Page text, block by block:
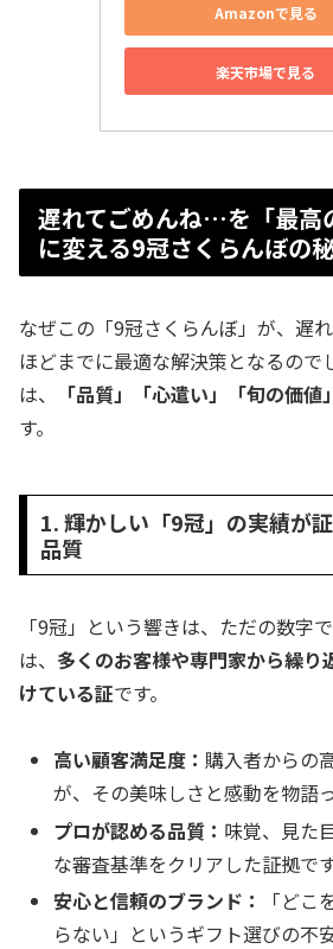
Amazonで見る
楽天市場で見る
遅れてごめんね…を「最高
に変える9冠さくらんぼの
なぜこの「9冠さくらんぼ」が、遅
ほどまでに最適な解決策となるので
は、
「品質」「心遣い」「旬の価値」
す。
1. 輝かしい「9冠」の実績が
品質
「9冠」という響きは、ただの数字
は、 多くのお客様や専門家から繰り
けている証です。
高い顧客満足度：購入者からの
が、その美味しさと感動を物語
プロが認める品質： 味覚、見た
な審査基準をクリアした証拠です
安心と信頼のブランド：
「ど
らない」というギフト選びの不